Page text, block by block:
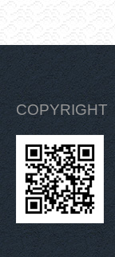
COPYRIGHT